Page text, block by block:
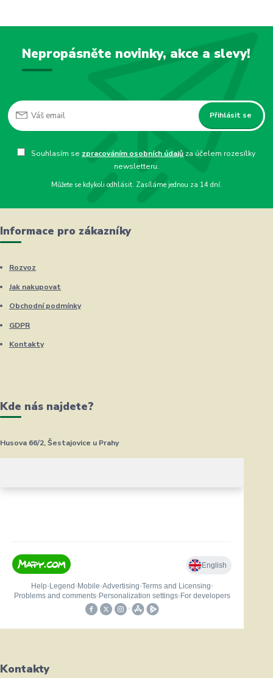
Nepropásněte novinky, akce a slevy!
Přihlásit se
Souhlasím se zpracováním osobních údajů za účelem rozesílky
newsletteru.
Můžete se kdykoli odhlásit. Zasíláme jednou za 14 dní.
Informace pro zákazníky
Rozvoz
Jak nakupovat
Obchodní podmínky
GDPR
Kontakty
Kde nás najdete?
Husova 66/2, Šestajovice u Prahy
Kontakty